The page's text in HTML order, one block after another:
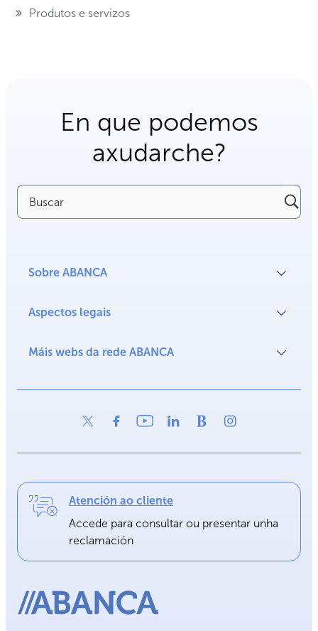
Produtos e servizos
En que podemos
axudarche?
Buscar
Sobre ABANCA
Aspectos legais
Máis webs da rede ABANCA
Atención ao cliente
Accede para consultar ou presentar unha
reclamación